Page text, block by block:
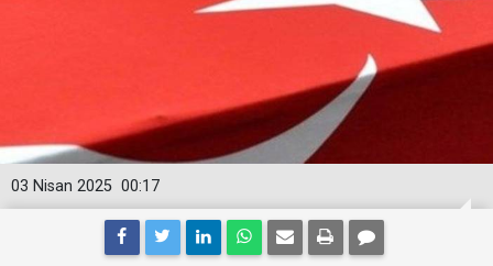
00:17
03 Nisan 2025